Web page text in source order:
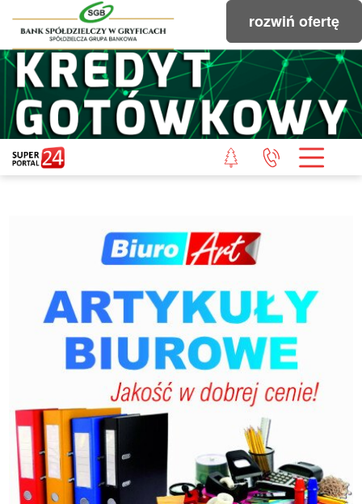
rozwiń ofertę